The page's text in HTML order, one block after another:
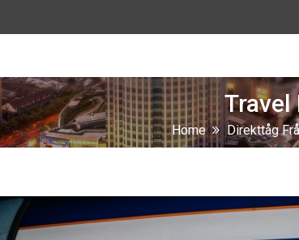
Travel
Home Direkttåg